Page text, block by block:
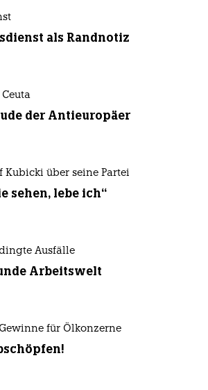
als Randnotiz
der Antieuropäer
Kubicki über seine Partei
sehen, lebe ich“
Ausfälle
Arbeitswelt
für Ölkonzerne